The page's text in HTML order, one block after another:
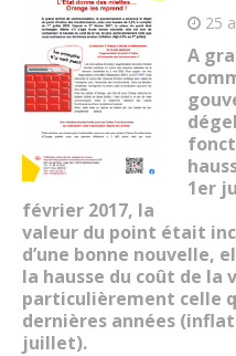
25
A
1er
février 2017, la
valeur du point était
d’une bonne nouvelle,
la hausse du coût de la
particulièrement celle
dernières années
juillet).